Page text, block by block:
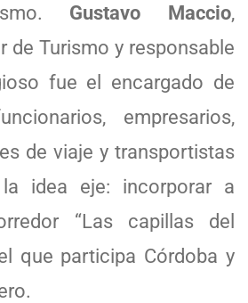
Gustavo Maccio,
de Turismo y responsable
fue el encargado de
empresarios,
de viaje y transportistas
idea eje: incorporar a
“Las capillas del
que participa Córdoba y